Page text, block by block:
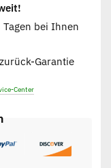
bei Ihnen
Garantie
Center